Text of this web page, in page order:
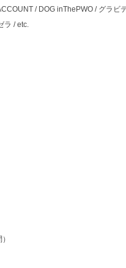
/ DOG inThePWO / グラビ
ラ / etc.